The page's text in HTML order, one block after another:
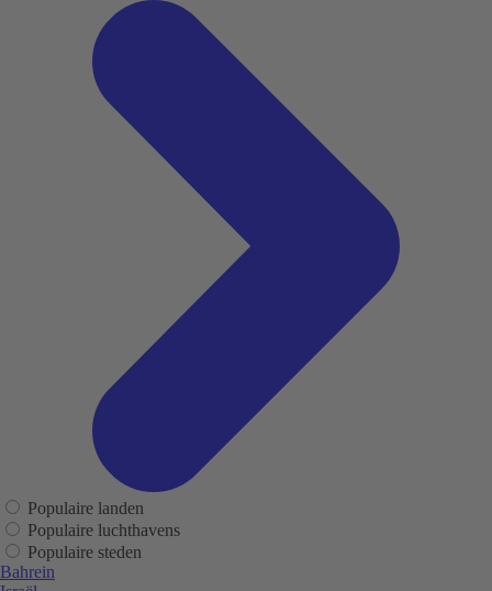
Populaire landen
Populaire luchthavens
Populaire steden
Bahrein